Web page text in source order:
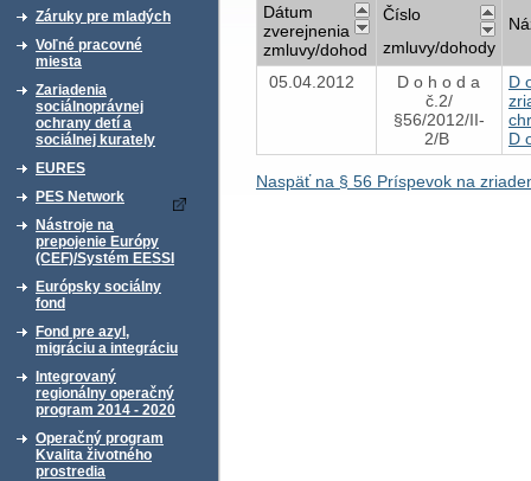
Záruky pre mladých
Voľné pracovné
miesta
Zariadenia
sociálnoprávnej
ochrany detí a
sociálnej kurately
EURES
PES Network
Nástroje na
prepojenie Európy
(CEF)/Systém EESSI
Európsky sociálny
fond
Fond pre azyl,
migráciu a integráciu
Integrovaný
regionálny operačný
program 2014 - 2020
Operačný program
Kvalita životného
prostredia
Dátum
zverejnenia
zmluvy/dohod
Číslo
zmluvy/dohody
05.04.2012
D o h o d a
č.2/
§56/2012/II-
2/B
D
D
Naspäť na § 56 Príspevok na